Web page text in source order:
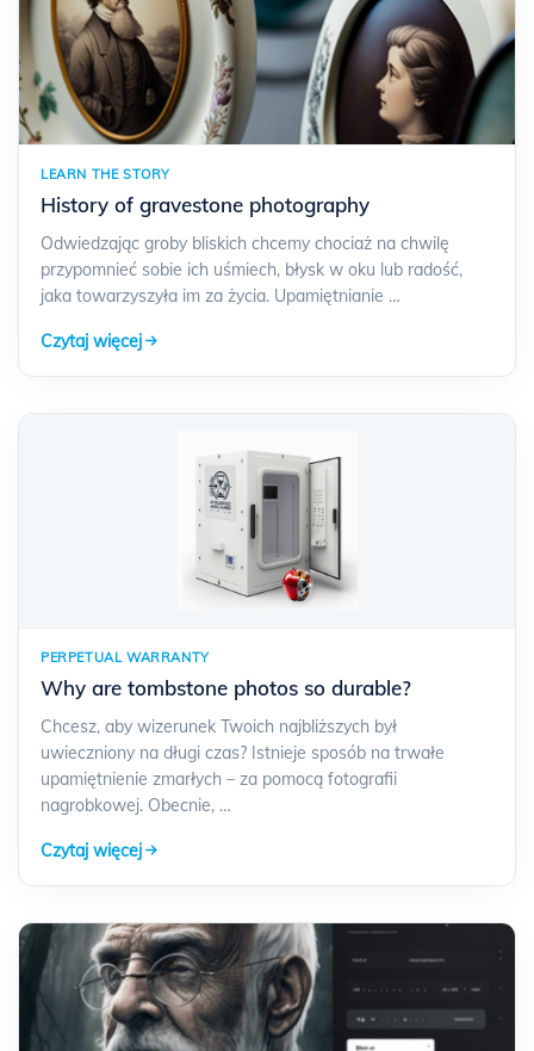
LEARN THE STORY
History of gravestone photography
Odwiedzając groby bliskich chcemy chociaż na chwilę
przypomnieć sobie ich uśmiech, błysk w oku lub radość,
jaka towarzyszyła im za życia. Upamiętnianie …
Czytaj więcej
PERPETUAL WARRANTY
Why are tombstone photos so durable?
Chcesz, aby wizerunek Twoich najbliższych był
uwieczniony na długi czas? Istnieje sposób na trwałe
upamiętnienie zmarłych – za pomocą fotografii
nagrobkowej. Obecnie, …
Czytaj więcej